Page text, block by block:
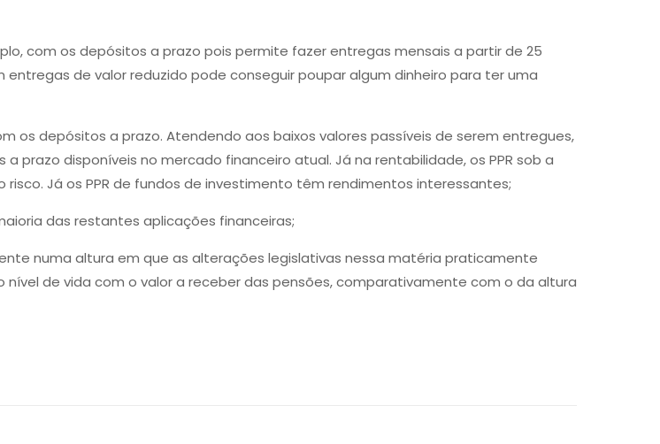
com os depósitos a prazo pois permite fazer entregas mensais a partir de 25
de valor reduzido pode conseguir poupar algum dinheiro para ter uma
depósitos a prazo. Atendendo aos baixos valores passíveis de serem entregues,
prazo disponíveis no mercado financeiro atual. Já na rentabilidade, os PPR sob a
Já os PPR de fundos de investimento têm rendimentos interessantes;
das restantes aplicações financeiras;
numa altura em que as alterações legislativas nessa matéria praticamente
de vida com o valor a receber das pensões, comparativamente com o da altura